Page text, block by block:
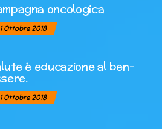
oncologica
1 Ottobre 2018
è educazione al ben-
1 Ottobre 2018